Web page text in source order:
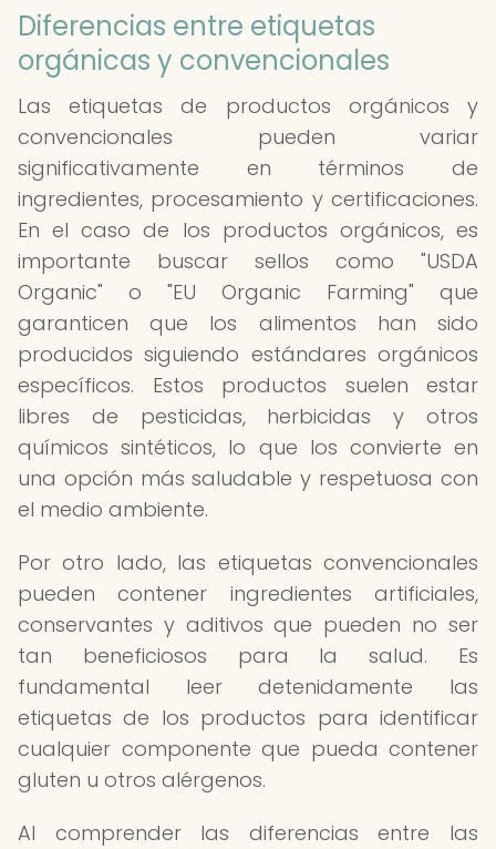
Diferencias entre etiquetas
orgánicas y convencionales
Las etiquetas de productos orgánicos y
convencionales pueden variar
significativamente en términos de
ingredientes, procesamiento y certificaciones.
En el caso de los productos orgánicos, es
importante buscar sellos como "USDA
Organic" o "EU Organic Farming" que
garanticen que los alimentos han sido
producidos siguiendo estándares orgánicos
específicos. Estos productos suelen estar
libres de pesticidas, herbicidas y otros
químicos sintéticos, lo que los convierte en
una opción más saludable y respetuosa con
el medio ambiente.
Por otro lado, las etiquetas convencionales
pueden contener ingredientes artificiales,
conservantes y aditivos que pueden no ser
tan beneficiosos para la salud. Es
fundamental leer detenidamente las
etiquetas de los productos para identificar
cualquier componente que pueda contener
gluten u otros alérgenos.
Al comprender las diferencias entre las